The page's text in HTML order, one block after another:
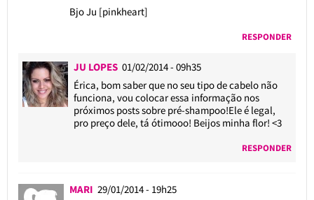
Bjo Ju [pinkheart]
RESPONDER
JU LOPES 01/02/2014 - 09h35
Érica, bom saber que no seu tipo de cabelo não
funciona, vou colocar essa informação nos
próximos posts sobre pré-shampoo!Ele é legal,
pro preço dele, tá ótimooo! Beijos minha flor! <3
RESPONDER
MARI 29/01/2014 - 19h25